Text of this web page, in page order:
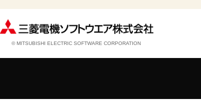
© MITSUBISHI ELECTRIC SOFTWARE CORPORATION